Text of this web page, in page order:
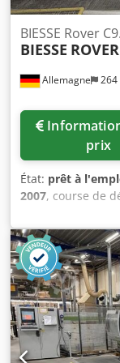
Allemagne 264
BIESSE Rover
BIESSE
prix
État: prêt à
2007, course de
nombre d'axes:5,
fabriquée en
travail (X=4600
de lubrification
pour
système
copeaux et d'une
vous cherchez à